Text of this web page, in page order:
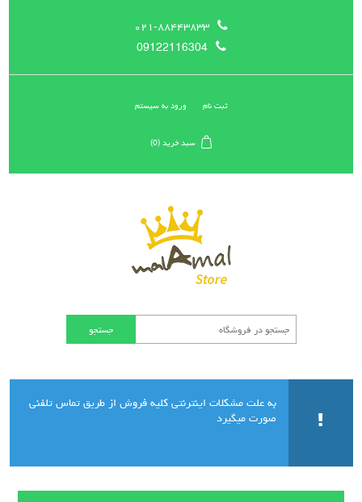
۰۲۱-۸۸۴۴۳۸۳۳
09122116304
ثبت نام ورود به سیستم
سبد خرید(0)
به علت مشکلات اینترنتی کلیه فروش از طریق تماس تلفنی
صورت میگیرد